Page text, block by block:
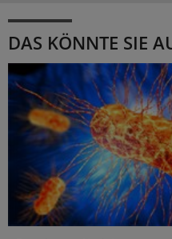
DAS KÖNNTE SIE